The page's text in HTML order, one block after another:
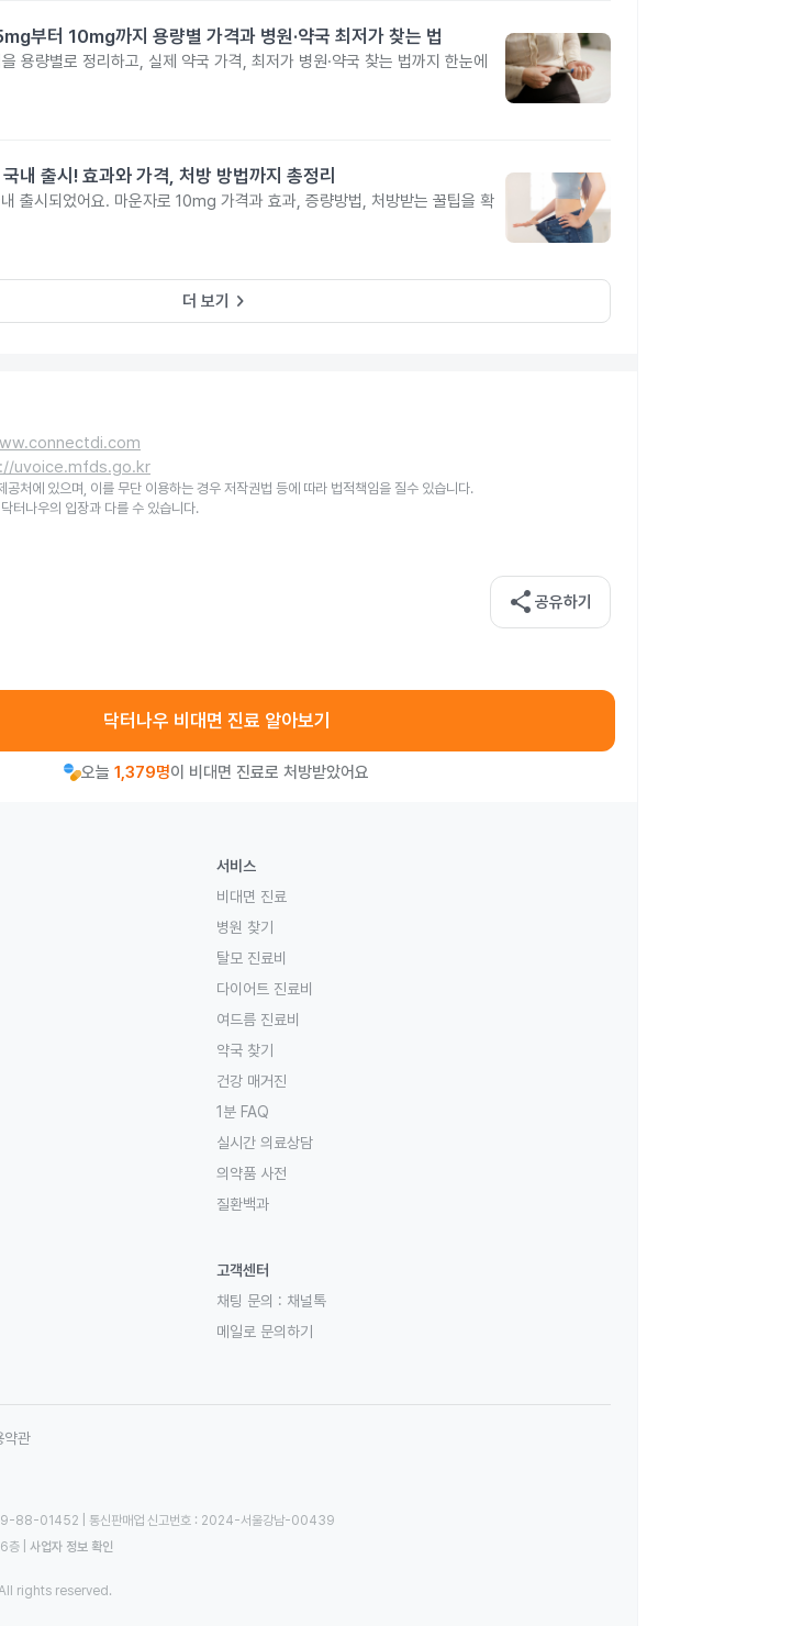
부터 10mg까지 용량별 가격과 병원·약국 최저가 찾는 법
용량별로 정리하고, 실제 약국 가격, 최저가 병원·약국 찾는 법까지 한눈에
내 출시! 효과와 가격, 처방 방법까지 총정리
출시되었어요. 마운자로 10mg 가격과 효과, 증량방법, 처방받는 꿀팁을 확
더 보기 keyboard_arrow_right
uvoice.mfds.go.kr
공처에 있으며, 이를 무단 이용하는 경우 저작권법 등에 따라 법적책임을 질수 있습니다.
터나우의 입장과 다를 수 있습니다.
share 공유하기
닥터나우 비대면 진료 알아보기
오늘 1,379명이 비대면 진료로 처방받았어요
서비스
비대면 진료
병원 찾기
탈모 진료비
다이어트 진료비
여드름 진료비
약국 찾기
건강 매거진
1분 FAQ
실시간 의료상담
의약품 사전
질환백과
고객센터
채팅 문의 : 채널톡
메일로 문의하기
약관
88-01452 | 통신판매업 신고번호 : 2024-서울강남-00439
층
사업자 정보 확인
rights reserved.